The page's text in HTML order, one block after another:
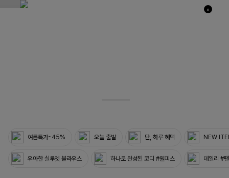
0
여름특가~45% 오늘 출발 단, 하루 혜택 NEW
우아한 실루엣 블라우스 하나로 완성된 코디 #원피스 데일리 #